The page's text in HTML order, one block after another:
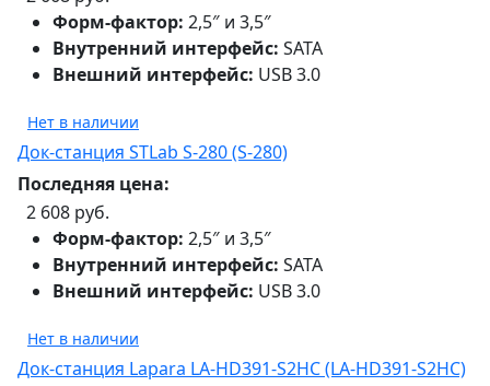
Форм-фактор: 2,5″ и 3,5″
Внутренний интерфейс: SATA
Внешний интерфейс: USB 3.0
Нет в наличии
Док-станция STLab S-280 (S-280)
Последняя цена:
2 608 руб.
Форм-фактор: 2,5″ и 3,5″
Внутренний интерфейс: SATA
Внешний интерфейс: USB 3.0
Нет в наличии
Док-станция Lapara LA-HD391-S2HC (LA-HD391-S2HC)